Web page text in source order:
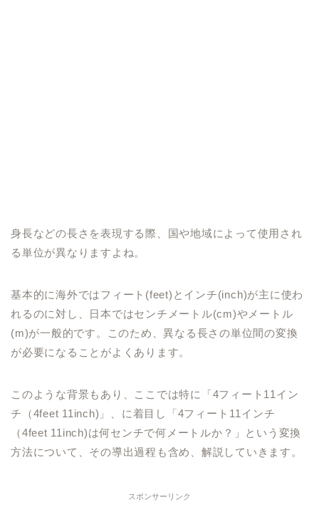
身長などの長さを表現する際、国や地域によって使用され
る単位が異なりますよね。
基本的に海外ではフィート(feet)とインチ(inch)が主に使わ
れるのに対し、日本ではセンチメートル(cm)やメートル
(m)が一般的です。このため、異なる長さの単位間の変換
が必要になることがよくあります。
このような背景もあり、ここでは特に「4フィート11イン
チ（4feet 11inch)」、に着目し「4フィート11インチ
（4feet 11inch)は何センチで何メートルか？」という変換
方法について、その導出過程も含め、解説していきます。
スポンサーリンク